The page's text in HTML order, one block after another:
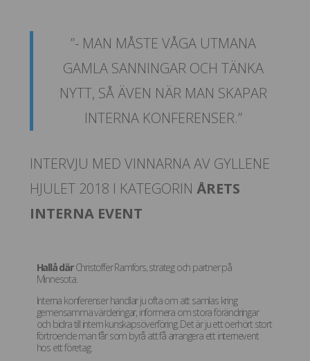
”- MAN MÅSTE VÅGA UTMANA
GAMLA SANNINGAR OCH TÄNKA
NYTT, SÅ ÄVEN NÄR MAN SKAPAR
INTERNA KONFERENSER.”
INTERVJU MED VINNARNA AV GYLLENE
HJULET 2018 I KATEGORIN ÅRETS
INTERNA EVENT
Hallå därChristoffer Ramfors, strateg och partner på
Minnesota.
Interna konferenser handlar ju ofta om att samlas kring
gemensamma värderingar, informera om stora förändringar
och bidra till intern kunskapsöverföring. Det är ju ett oerhört stort
förtroende man får som byrå att få arrangera ett internevent
hos ett företag.